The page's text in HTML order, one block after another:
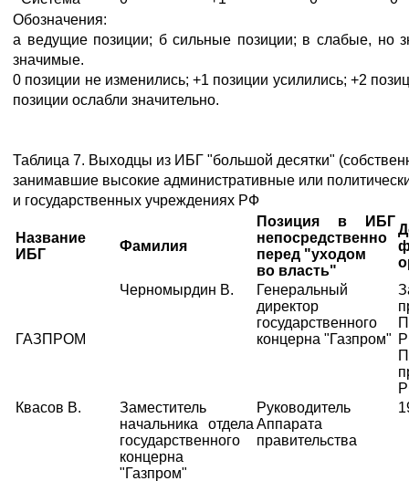
Обозначения:
а ведущие позиции; б сильные позиции; в слабые, но
значимые.
0 позиции не изменились; +1 позиции усилились; +2
позиции ослабли значительно.
Таблица 7. Выходцы из ИБГ "большой десятки"
занимавшие высокие административные или
и государственных учреждениях РФ
Название
ИБГ
Фамилия
Позиция в ИБГ
непосредственно
перед "уходом
во власть"
ГАЗПРОМ
Черномырдин В.
Генеральный
директор
государственного
концерна "Газпром"
Квасов В.
Заместитель
начальника отдела
государственного
концерна
"Газпром"
Руководитель
Аппарата
правительства